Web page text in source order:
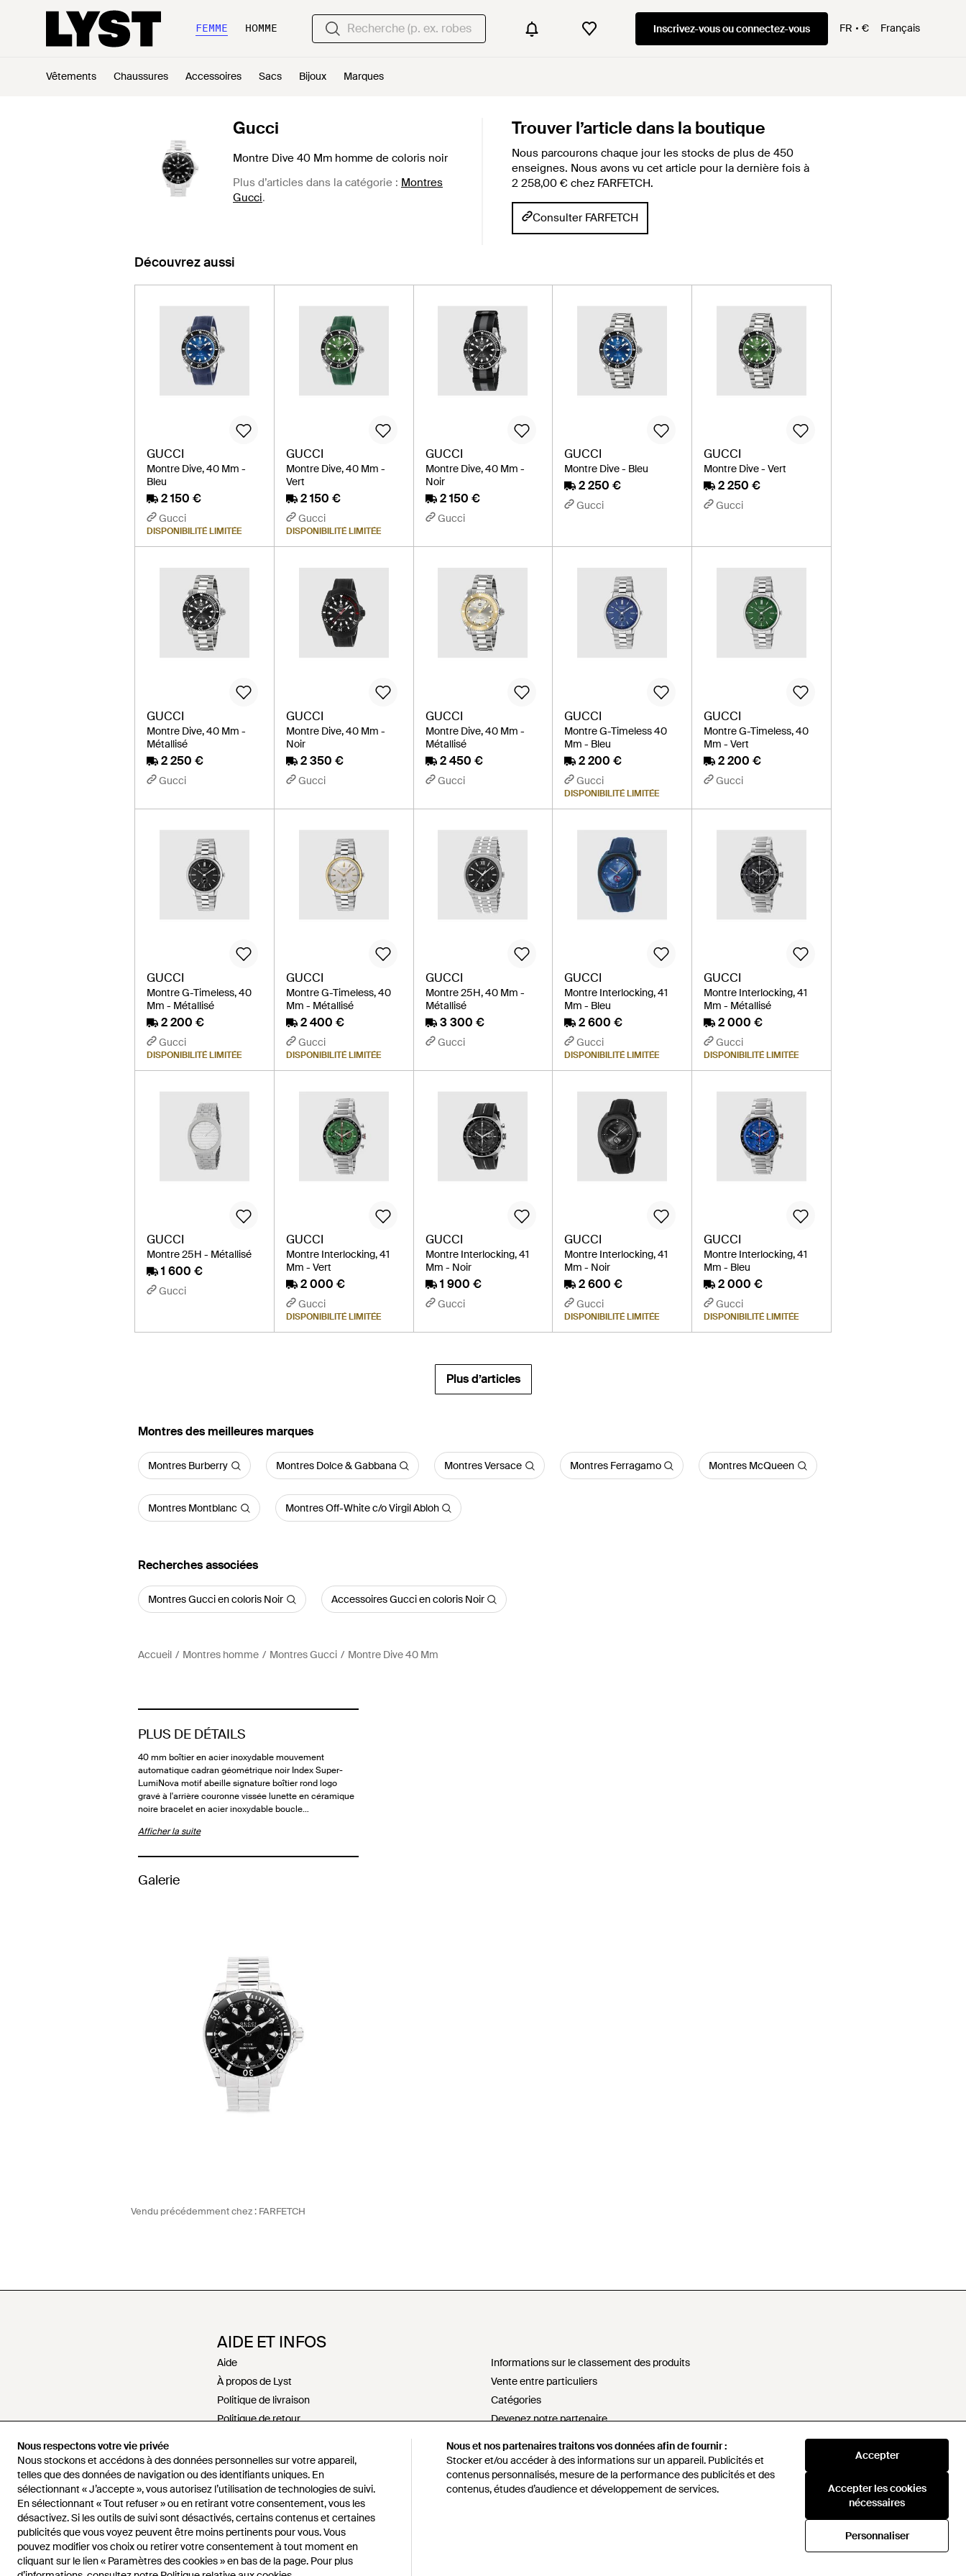
Nous respectons votre vie privée
Nous stockons et accédons à des données personnelles sur votre appareil,
telles que des données de navigation ou des identifiants uniques. En
sélectionnant « J’accepte », vous autorisez l’utilisation de technologies de suivi.
En sélectionnant « Tout refuser » ou en retirant votre consentement, vous les
désactivez. Si les outils de suivi sont désactivés, certains contenus et certaines
publicités que vous voyez peuvent être moins pertinents pour vous. Vous
pouvez modifier vos choix ou retirer votre consentement à tout moment en
cliquant sur le lien « Paramètres des cookies » en bas de la page. Pour plus
Nous et nos partenaires traitons vos données afin de fournir :
Stocker et/ou accéder à des informations sur un appareil. Publicités et
contenus personnalisés, mesure de la performance des publicités et des
contenus, études d’audience et développement de services.
Accepter
Accepter les cookies
nécessaires
Personnaliser
FEMME HOMME Inscrivez-vous ou connectez-vous FR € Français
Vêtements Chaussures Accessoires Sacs Bijoux Marques
Gucci
Montre Dive 40 Mm homme de coloris noir
Plus d’articles dans la catégorie : Montres
Gucci.
Trouver l’article dans la boutique
Nous parcourons chaque jour les stocks de plus de 450
enseignes. Nous avons vu cet article pour la dernière fois à
2 258,00 € chez FARFETCH.
Consulter FARFETCH
Découvrez aussi
GUCCI
Montre Dive, 40 Mm -
Bleu
2 150 €
Gucci
DISPONIBILITÉ LIMITÉE
GUCCI
Montre Dive, 40 Mm -
Vert
2 150 €
Gucci
DISPONIBILITÉ LIMITÉE
GUCCI
Montre Dive, 40 Mm -
Noir
2 150 €
Gucci
GUCCI
Montre Dive - Bleu
2 250 €
Gucci
GUCCI
Montre Dive - Vert
2 250 €
Gucci
GUCCI
Montre Dive, 40 Mm -
Métallisé
2 250 €
Gucci
GUCCI
Montre Dive, 40 Mm -
Noir
2 350 €
Gucci
GUCCI
Montre Dive, 40 Mm -
Métallisé
2 450 €
Gucci
GUCCI
Montre G-Timeless 40
Mm - Bleu
2 200 €
Gucci
DISPONIBILITÉ LIMITÉE
GUCCI
Montre G-Timeless, 40
Mm - Vert
2 200 €
Gucci
GUCCI
Montre G-Timeless, 40
Mm - Métallisé
2 200 €
Gucci
DISPONIBILITÉ LIMITÉE
GUCCI
Montre G-Timeless, 40
Mm - Métallisé
2 400 €
Gucci
DISPONIBILITÉ LIMITÉE
GUCCI
Montre 25H, 40 Mm -
Métallisé
3 300 €
Gucci
GUCCI
Montre Interlocking, 41
Mm - Bleu
2 600 €
Gucci
DISPONIBILITÉ LIMITÉE
GUCCI
Montre Interlocking, 41
Mm - Métallisé
2 000 €
Gucci
DISPONIBILITÉ LIMITÉE
GUCCI
Montre 25H - Métallisé
1 600 €
Gucci
GUCCI
Montre Interlocking, 41
Mm - Vert
2 000 €
Gucci
DISPONIBILITÉ LIMITÉE
GUCCI
Montre Interlocking, 41
Mm - Noir
1 900 €
Gucci
GUCCI
Montre Interlocking, 41
Mm - Noir
2 600 €
Gucci
DISPONIBILITÉ LIMITÉE
GUCCI
Montre Interlocking, 41
Mm - Bleu
2 000 €
Gucci
DISPONIBILITÉ LIMITÉE
Plus d’articles
‪Montres‬ des meilleures marques
Montres Burberry Montres Dolce & Gabbana Montres Versace Montres Ferragamo Montres McQueen
Montres Montblanc Montres Off-White c/o Virgil Abloh
Recherches associées
Montres Gucci en coloris Noir Accessoires Gucci en coloris Noir
Accueil Montres homme Montres Gucci Montre Dive 40 Mm
PLUS DE DÉTAILS
40 mm boîtier en acier inoxydable mouvement
automatique cadran géométrique noir Index Super-
LumiNova motif abeille signature boîtier rond logo
gravé à l'arrière couronne vissée lunette en céramique
noire bracelet en acier inoxydable boucle…
Afficher la suite
Galerie
Vendu précédemment chez : FARFETCH
AIDE ET INFOS
Aide
À propos de Lyst
Politique de livraison
Politique de retour
Politique de remboursement
Recrutement
Nous contacter
Conditions générales
Politiques de confidentialité et cookies
Propriété intellectuelle
Informations sur le classement des produits
Vente entre particuliers
Catégories
Devenez notre partenaire
Déclaration sur l'esclavage moderne
s172 déclaration
Politique d'approvisionnement responsable